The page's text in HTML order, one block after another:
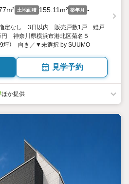
土地面積 155.11m² 築年月 -
指定なし 3日以内 販売戸数1戸 総戸
神奈川県横浜市港北区菊名５
坪） 向き／▼未選択 by SUUMO
見学予約
ほか提供